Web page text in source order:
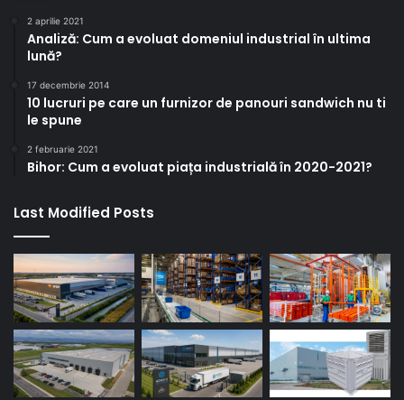
2 aprilie 2021
Analiză: Cum a evoluat domeniul industrial în ultima
lună?
17 decembrie 2014
10 lucruri pe care un furnizor de panouri sandwich nu ti
le spune
2 februarie 2021
Bihor: Cum a evoluat piața industrială în 2020-2021?
Last Modified Posts